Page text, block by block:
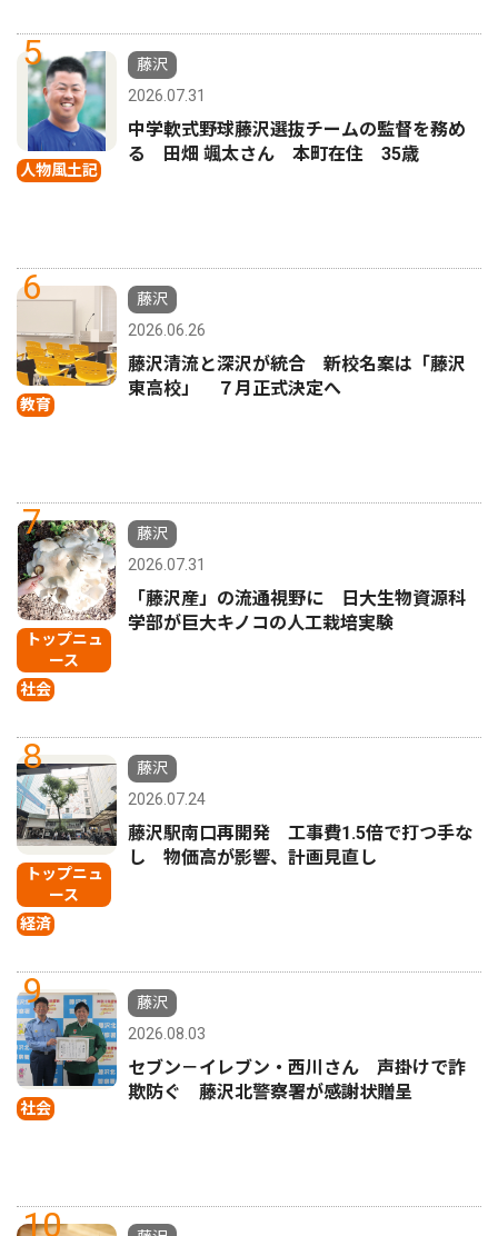
5
人物風土記
藤沢
2026.07.31
中学軟式野球藤沢選抜チームの監督を務め
る 田畑 颯太さん 本町在住 35歳
6
教育
藤沢
2026.06.26
藤沢清流と深沢が統合 新校名案は「藤沢
東高校」 ７月正式決定へ
7
トップニュ
ース
社会
藤沢
2026.07.31
「藤沢産」の流通視野に 日大生物資源科
学部が巨大キノコの人工栽培実験
8
トップニュ
ース
経済
藤沢
2026.07.24
藤沢駅南口再開発 工事費1.5倍で打つ手な
し 物価高が影響、計画見直し
9
社会
藤沢
2026.08.03
セブン－イレブン・西川さん 声掛けで詐
欺防ぐ 藤沢北警察署が感謝状贈呈
10